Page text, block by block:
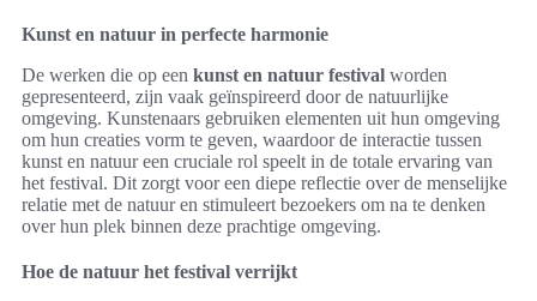
Kunst en natuur in perfecte harmonie
De werken die op een kunst en natuur festival worden
gepresenteerd, zijn vaak geïnspireerd door de natuurlijke
omgeving. Kunstenaars gebruiken elementen uit hun omgeving
om hun creaties vorm te geven, waardoor de interactie tussen
kunst en natuur een cruciale rol speelt in de totale ervaring van
het festival. Dit zorgt voor een diepe reflectie over de menselijke
relatie met de natuur en stimuleert bezoekers om na te denken
over hun plek binnen deze prachtige omgeving.
Hoe de natuur het festival verrijkt